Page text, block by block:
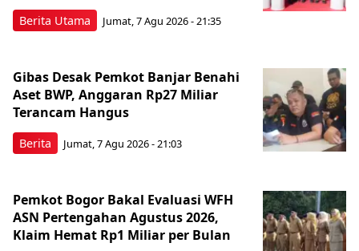
Berita Utama Jumat, 7 Agu 2026 - 21:35
Berita
Gibas Desak Pemkot Banjar Benahi
Aset BWP, Anggaran Rp27 Miliar
Terancam Hangus
Jumat, 7 Agu 2026 - 21:03
Pemkot Bogor Bakal Evaluasi WFH
ASN Pertengahan Agustus 2026,
Klaim Hemat Rp1 Miliar per Bulan